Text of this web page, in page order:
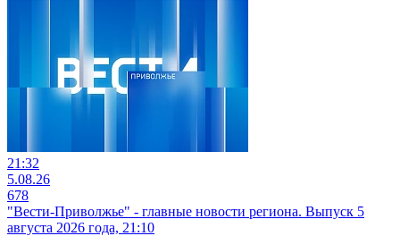
21:32
5.08.26
678
"Вести-Приволжье" - главные новости региона. Выпуск 5
августа 2026 года, 21:10